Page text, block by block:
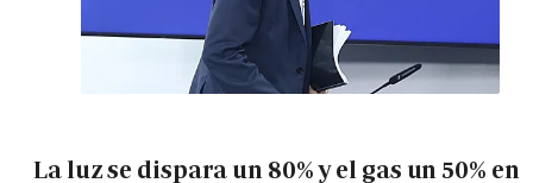
La luz se dispara un 80% y el gas un 50% en